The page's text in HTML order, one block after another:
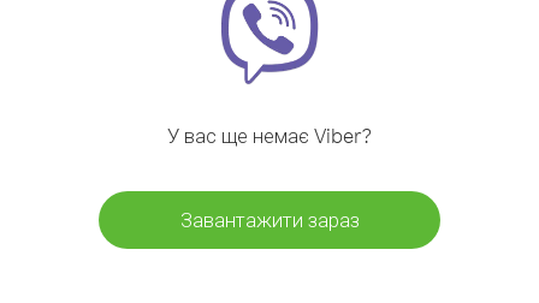
У вас ще немає Viber?
Завантажити зараз